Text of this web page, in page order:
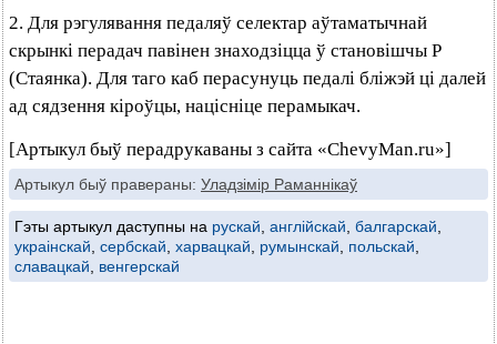
2. Для рэгулявання педаляў селектар аўтаматычнай
скрынкі перадач павінен знаходзіцца ў становішчы Р
(Стаянка). Для таго каб перасунуць педалі бліжэй ці далей
ад сядзення кіроўцы, націсніце перамыкач.
[Артыкул быў перадрукаваны з сайта «ChevyMan.ru»]
Артыкул быў правераны: Уладзімір Раманнікаў
Гэты артыкул даступны на рускай англійскай балгарскай
украінскай сербскай харвацкай румынскай польскай
славацкай
венгерскай